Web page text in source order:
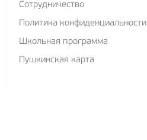
Сотрудничество
Политика конфиденциальности
Школьная программа
Пушкинская карта